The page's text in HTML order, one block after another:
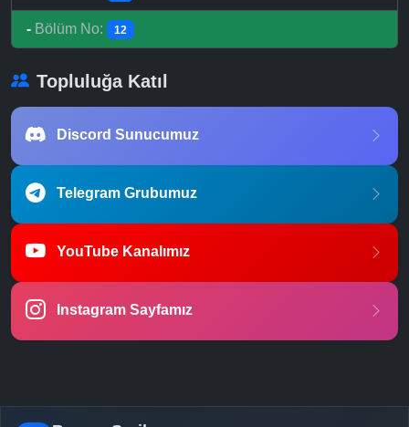
- Bölüm No: 12
Topluluğa Katıl
Discord Sunucumuz
Telegram Grubumuz
YouTube Kanalımız
Instagram Sayfamız